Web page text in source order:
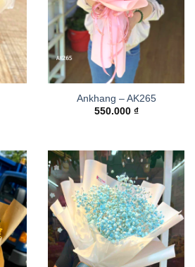
Ankhang – AK265
550.000 ₫